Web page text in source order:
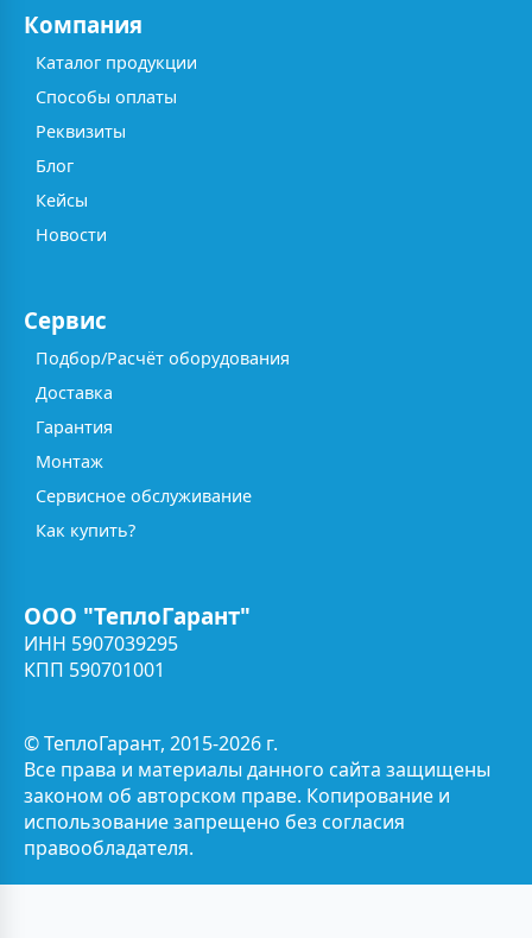
Компания
Каталог продукции
Способы оплаты
Реквизиты
Блог
Кейсы
Новости
Сервис
Подбор/Расчёт оборудования
Доставка
Гарантия
Монтаж
Сервисное обслуживание
Как купить?
ООО "ТеплоГарант"
ИНН 5907039295
КПП 590701001
© ТеплоГарант, 2015-2026 г.
Все права и материалы данного сайта защищены
законом об авторском праве. Копирование и
использование запрещено без согласия
правообладателя.